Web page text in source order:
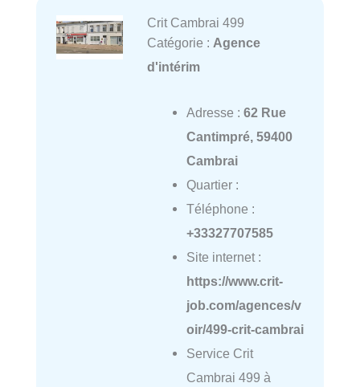
Crit Cambrai 499
Catégorie : Agence
d'intérim
Adresse : 62 Rue
Cantimpré, 59400
Cambrai
Quartier :
Téléphone :
+33327707585
Site internet :
https://www.crit-
job.com/agences/v
oir/499-crit-cambrai
Service Crit
Cambrai 499 à